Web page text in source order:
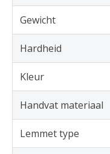
Gewicht
Hardheid
Kleur
Handvat materiaal
Lemmet type